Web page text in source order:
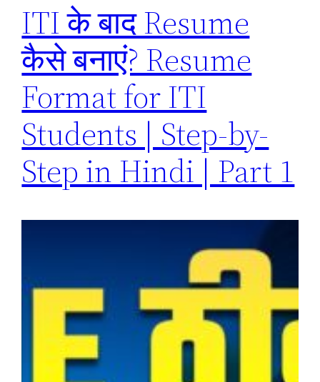
ITI के बाद Resume
कैसे बनाएं? Resume
Format for ITI
Students | Step-by-
Step in Hindi | Part 1